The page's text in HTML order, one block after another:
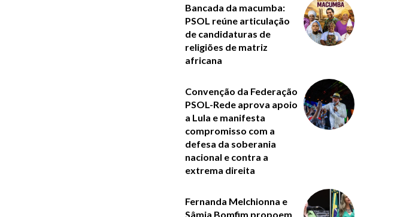
Bancada da macumba:
PSOL reúne articulação
de candidaturas de
religiões de matriz
africana
Convenção da Federação
PSOL-Rede aprova apoio
a Lula e manifesta
compromisso com a
defesa da soberania
nacional e contra a
extrema direita
Fernanda Melchionna e
Sâmia Bomfim propoem